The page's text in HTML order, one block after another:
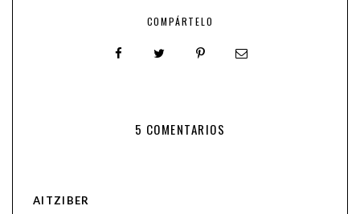
COMPÁRTELO
5 COMENTARIOS
AITZIBER